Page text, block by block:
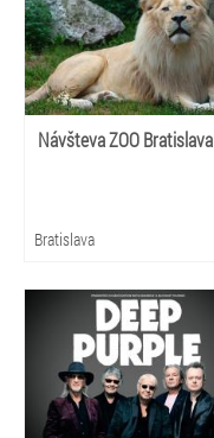
Návšteva ZOO Bratislava
Bratislava